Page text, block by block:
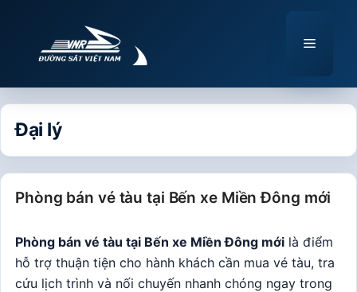
Menu
Đại lý
Phòng bán vé tàu tại Bến xe Miền Đông mới
Phòng bán vé tàu tại Bến xe Miền Đông mới là điểm
hỗ trợ thuận tiện cho hành khách cần mua vé tàu, tra
cứu lịch trình và nối chuyến nhanh chóng ngay trong